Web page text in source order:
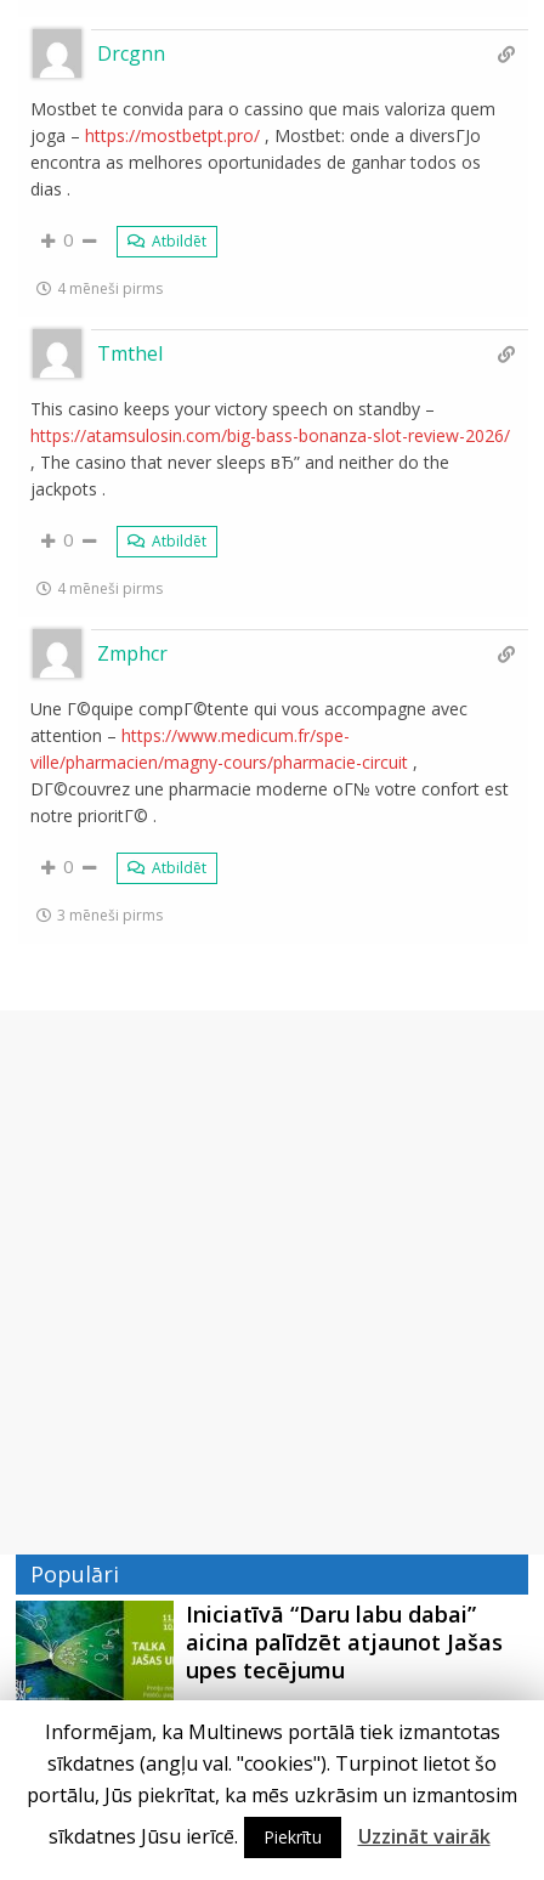
Drcgnn
Mostbet te convida para o cassino que mais valoriza quem
joga –https://mostbetpt.pro/ , Mostbet: onde a diversГЈo
encontra as melhores oportunidades de ganhar todos os
dias .
0 Atbildēt
4 mēneši pirms
Tmthel
This casino keeps your victory speech on standby –
https://atamsulosin.com/big-bass-bonanza-slot-review-2026/
, The casino that never sleeps вЂ” and neither do the
jackpots .
0 Atbildēt
4 mēneši pirms
Zmphcr
Une Г©quipe compГ©tente qui vous accompagne avec
attention –https://www.medicum.fr/spe-
ville/pharmacien/magny-cours/pharmacie-circuit ,
DГ©couvrez une pharmacie moderne oГ№ votre confort est
notre prioritГ© .
0 Atbildēt
3 mēneši pirms
Populāri
Iniciatīvā “Daru labu dabai”
aicina palīdzēt atjaunot Jašas
upes tecējumu
Septiņas profesijas, kas izturēs
mākslīgā intelekta laikmetu
Informējam, ka Multinews portālā tiek izmantotas
sīkdatnes (angļu val. "cookies"). Turpinot lietot šo
portālu, Jūs piekrītat, ka mēs uzkrāsim un izmantosim
sīkdatnes Jūsu ierīcē.
Piekrītu Uzzināt vairāk